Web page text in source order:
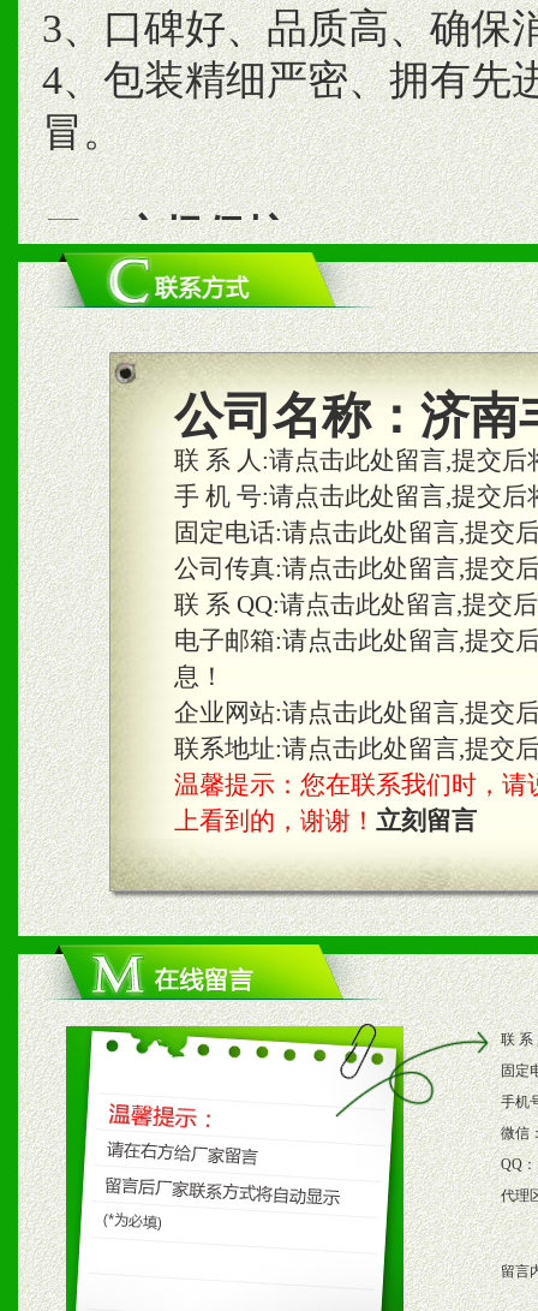
3、口碑好、品质高、确保
4、包装精细严密、拥有先
冒。
二、市场保护
1、统一市场价格；建立全
商利润。
2、区域独家经营；建立区
合作关系。
三、物料及媒体
1、免费提供体验及宣传彩
2、不定期在各大知名网站
知名度和影响力。
3、根据地方实际情况提供
具。
四、市场操作及支持
1、根据区域市场协助制定
2、根据具体情况公司给予
3、根据市场需要，派驻区
保产品顺利销售。
4、根据市场情况公司给予
购支持。
公司名称： 济南
联 系 人:请点击此处留言,提交
手 机 号:请点击此处留言,提交
固定电话:请点击此处留言,提交
公司传真:请点击此处留言,提交
联 系 QQ:请点击此处留言,提交
电子邮箱:请点击此处留言,提交
息！
企业网站:请点击此处留言,提交
联系地址:请点击此处留言,提交
温馨提示：您在联系我们时，请
上看到的，谢谢！ 立刻留言
联 系
固定
手机
微信
QQ：
代理
留言